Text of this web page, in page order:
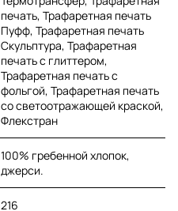
печать, Трафаретная печать
Пуфф, Трафаретная печать
Скульптура, Трафаретная
печать с глиттером,
Трафаретная печать с
фольгой, Трафаретная печать
со светоотражающей краской,
Флекстран
100% гребенной хлопок,
джерси.
216